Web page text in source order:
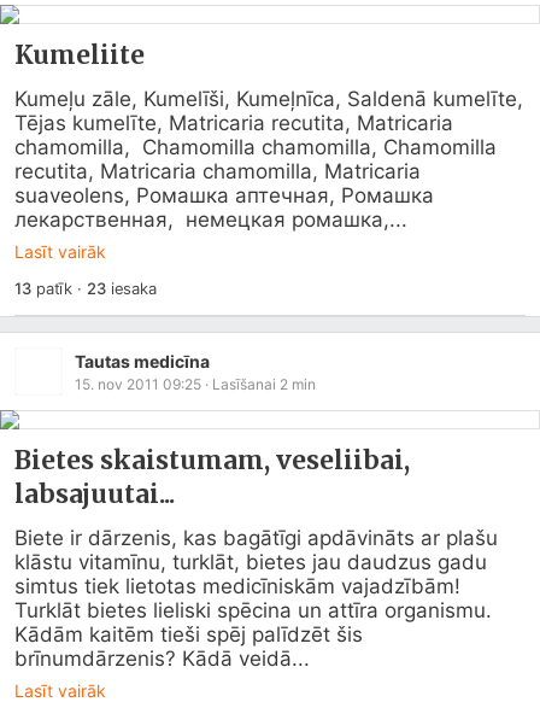
Kumeliite
Kumeļu zāle, Kumelīši, Kumeļnīca, Saldenā kumelīte,
Tējas kumelīte, Matricaria recutita, Matricaria
chamomilla,  Chamomilla chamomilla, Chamomilla
recutita, Matricaria chamomilla, Matricaria
suaveolens, Ромашка аптечная, Ромашка
лекарственная,  немецкая ромашка,...
Lasīt vairāk
13patīk · 23iesaka
Tautas medicīna
15. nov 2011 09:25 · Lasīšanai 2 min
Bietes skaistumam, veseliibai,
labsajuutai...
Biete ir dārzenis, kas bagātīgi apdāvināts ar plašu
klāstu vitamīnu, turklāt, bietes jau daudzus gadu
simtus tiek lietotas medicīniskām vajadzībām!
Turklāt bietes lieliski spēcina un attīra organismu.
Kādām kaitēm tieši spēj palīdzēt šis
brīnumdārzenis? Kādā veidā...
Lasīt vairāk